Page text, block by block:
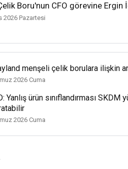
Boru'nun CFO görevine Ergin
2026 Pazartesi
menşeli çelik borulara ilişkin
2026 Cuma
Yanlış ürün sınıflandırması
2026 Cuma